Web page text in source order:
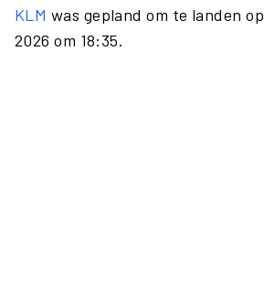
KLM was gepland om te landen
2026 om 18:35.